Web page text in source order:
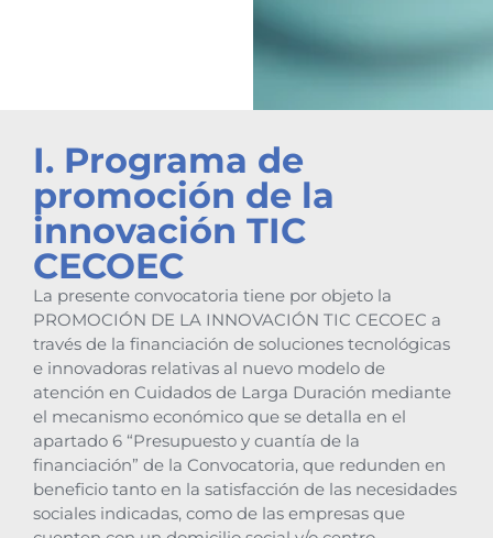
I. Programa de
promoción de la
innovación TIC
CECOEC
La presente convocatoria tiene por objeto la
PROMOCIÓN DE LA INNOVACIÓN TIC CECOEC a
través de la financiación de soluciones tecnológicas
e innovadoras relativas al nuevo modelo de
atención en Cuidados de Larga Duración mediante
el mecanismo económico que se detalla en el
apartado 6 “Presupuesto y cuantía de la
financiación” de la Convocatoria, que redunden en
beneficio tanto en la satisfacción de las necesidades
sociales indicadas, como de las empresas que